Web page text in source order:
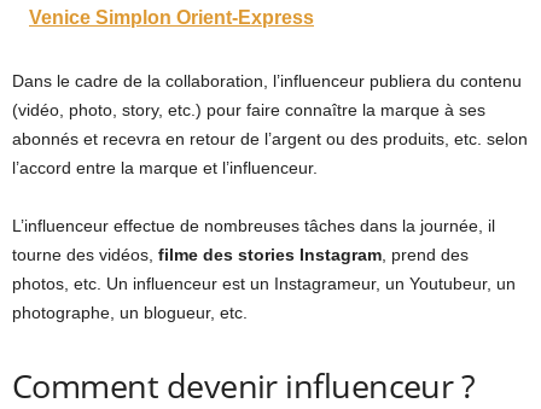
Venice Simplon Orient-Express
Dans le cadre de la collaboration, l’influenceur publiera du contenu
(vidéo, photo, story, etc.) pour faire connaître la marque à ses
abonnés et recevra en retour de l’argent ou des produits, etc. selon
l’accord entre la marque et l’influenceur.
L’influenceur effectue de nombreuses tâches dans la journée, il
tourne des vidéos, filme des stories Instagram , prend des
photos, etc. Un influenceur est un Instagrameur, un Youtubeur, un
photographe, un blogueur, etc.
Comment devenir influenceur ?